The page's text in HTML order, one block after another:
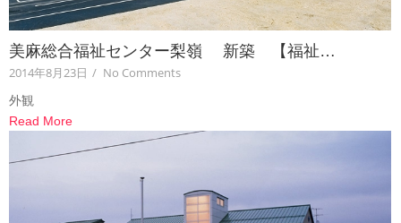
美麻総合福祉センター梨嶺 新築 【福祉…
2014年8月23日 / No Comments
外観
Read More